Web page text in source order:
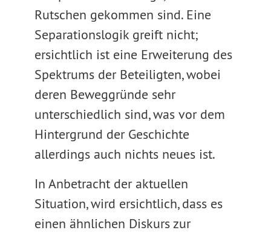
Rutschen gekommen sind. Eine
Separationslogik greift nicht;
ersichtlich ist eine Erweiterung des
Spektrums der Beteiligten, wobei
deren Beweggründe sehr
unterschiedlich sind, was vor dem
Hintergrund der Geschichte
allerdings auch nichts neues ist.
In Anbetracht der aktuellen
Situation, wird ersichtlich, dass es
einen ähnlichen Diskurs zur